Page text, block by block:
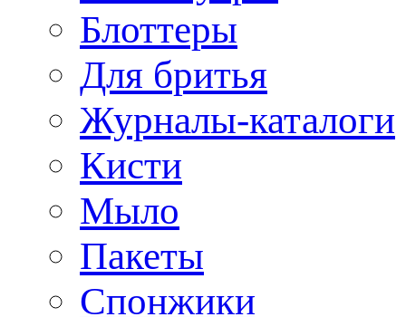
Блоттеры
Для бритья
Журналы-каталоги
Кисти
Мыло
Пакеты
Спонжики